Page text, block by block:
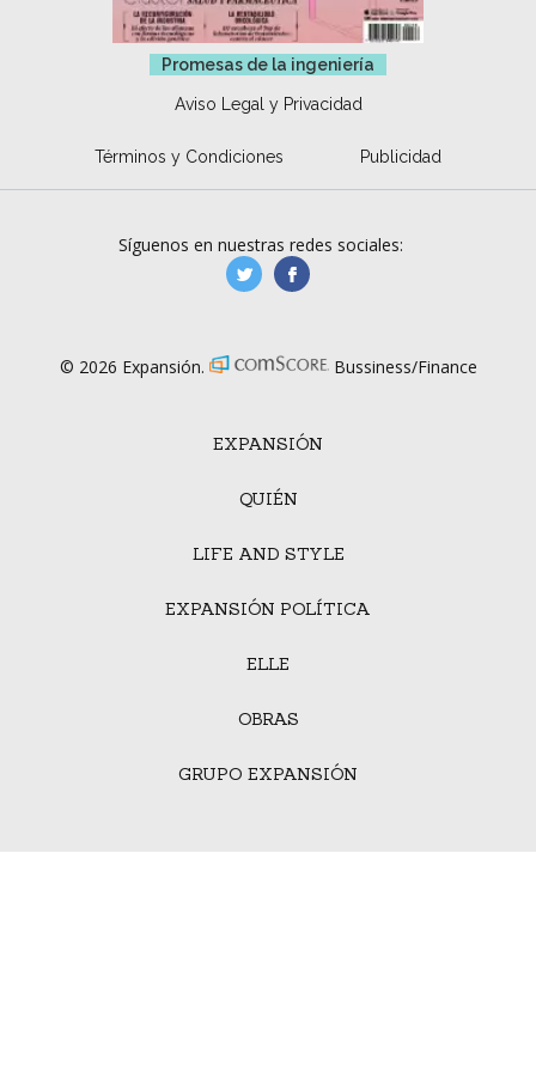
Promesas de la ingeniería
Aviso Legal y Privacidad
Términos y Condiciones Publicidad
EXPANSIÓN
QUIÉN
LIFE AND STYLE
EXPANSIÓN POLÍTICA
ELLE
OBRAS
GRUPO EXPANSIÓN
Síguenos en nuestras redes sociales:
manufacturaGE
© 2026 Expansión. Bussiness/Finance